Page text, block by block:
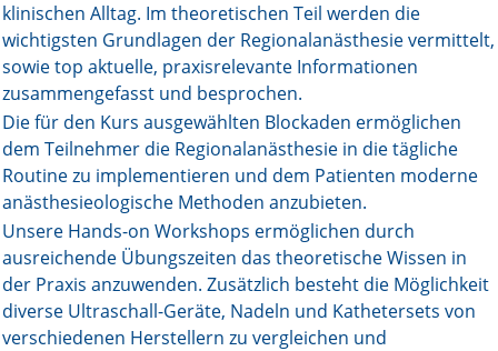
Kongresskalender
klinischen Alltag. Im theoretischen Teil werden die
wichtigsten Grundlagen der Regionalanästhesie vermittelt,
sowie top aktuelle, praxisrelevante Informationen
zusammengefasst und besprochen.
Die für den Kurs ausgewählten Blockaden ermöglichen
dem Teilnehmer die Regionalanästhesie in die tägliche
Routine zu implementieren und dem Patienten moderne
anästhesieologische Methoden anzubieten.
Unsere Hands-on Workshops ermöglichen durch
ausreichende Übungszeiten das theoretische Wissen in
der Praxis anzuwenden. Zusätzlich besteht die Möglichkeit
diverse Ultraschall-Geräte, Nadeln und Kathetersets von
verschiedenen Herstellern zu vergleichen und